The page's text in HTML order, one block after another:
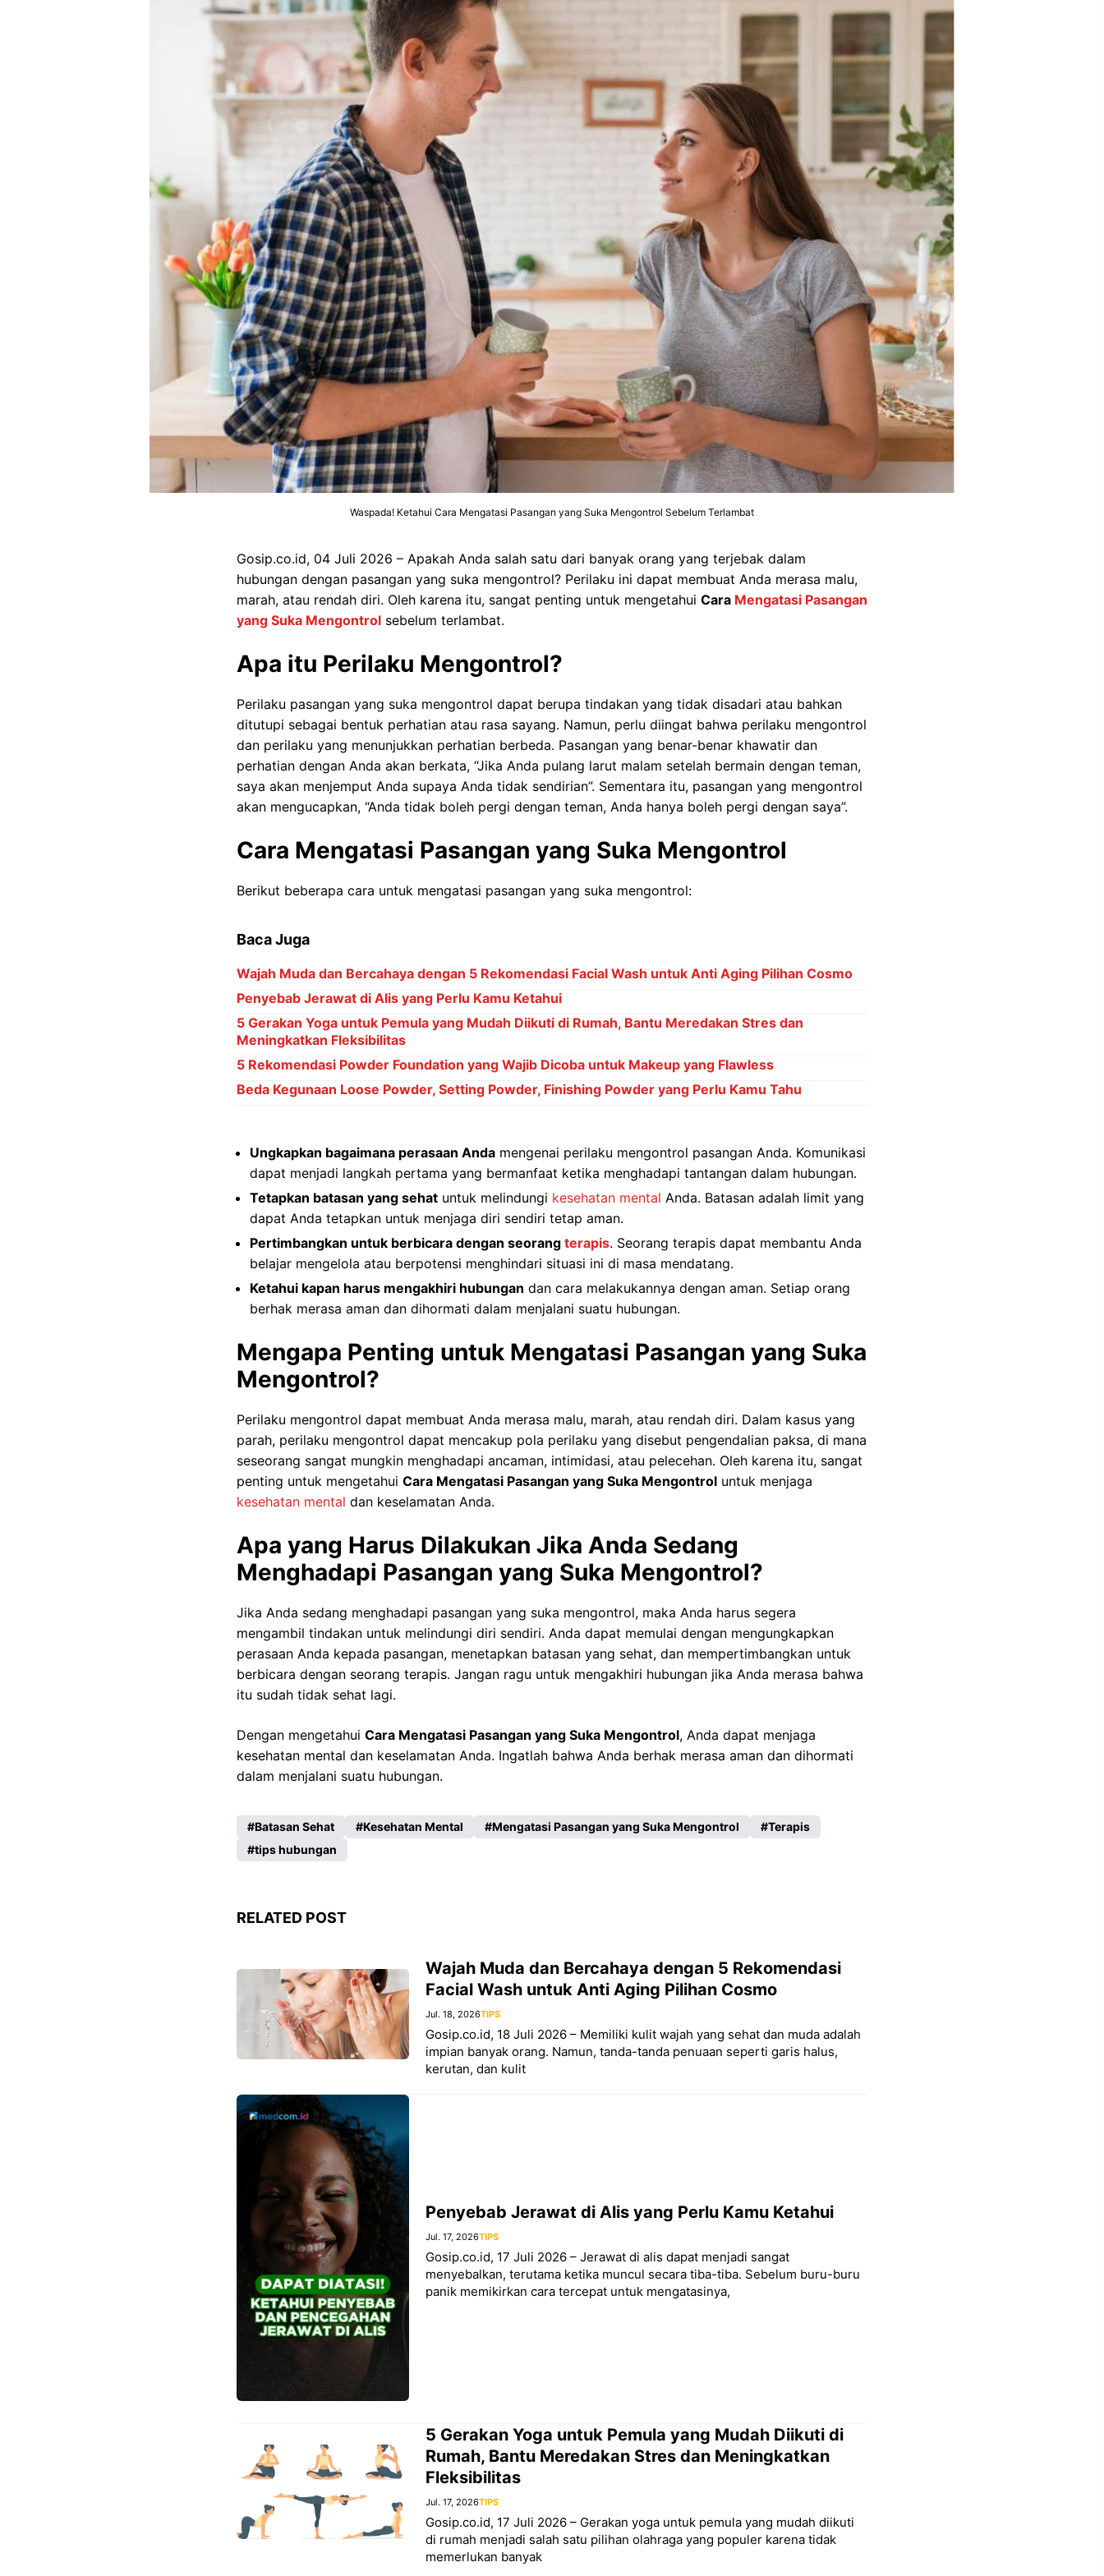
Waspada! Ketahui Cara Mengatasi Pasangan yang Suka Mengontrol Sebelum Terlambat
Gosip.co.id, 04 Juli 2026 – Apakah Anda salah satu dari banyak orang yang terjebak dalam
hubungan dengan pasangan yang suka mengontrol? Perilaku ini dapat membuat Anda merasa malu,
marah, atau rendah diri. Oleh karena itu, sangat penting untuk mengetahui Cara Mengatasi Pasangan
yang Suka Mengontrol sebelum terlambat.
Apa itu Perilaku Mengontrol?
Perilaku pasangan yang suka mengontrol dapat berupa tindakan yang tidak disadari atau bahkan
ditutupi sebagai bentuk perhatian atau rasa sayang. Namun, perlu diingat bahwa perilaku mengontrol
dan perilaku yang menunjukkan perhatian berbeda. Pasangan yang benar-benar khawatir dan
perhatian dengan Anda akan berkata, “Jika Anda pulang larut malam setelah bermain dengan teman,
saya akan menjemput Anda supaya Anda tidak sendirian”. Sementara itu, pasangan yang mengontrol
akan mengucapkan, “Anda tidak boleh pergi dengan teman, Anda hanya boleh pergi dengan saya”.
Cara Mengatasi Pasangan yang Suka Mengontrol
Berikut beberapa cara untuk mengatasi pasangan yang suka mengontrol:
Baca Juga
Wajah Muda dan Bercahaya dengan 5 Rekomendasi Facial Wash untuk Anti Aging Pilihan Cosmo
Penyebab Jerawat di Alis yang Perlu Kamu Ketahui
5 Gerakan Yoga untuk Pemula yang Mudah Diikuti di Rumah, Bantu Meredakan Stres dan
Meningkatkan Fleksibilitas
5 Rekomendasi Powder Foundation yang Wajib Dicoba untuk Makeup yang Flawless
Beda Kegunaan Loose Powder, Setting Powder, Finishing Powder yang Perlu Kamu Tahu
Ungkapkan bagaimana perasaan Anda mengenai perilaku mengontrol pasangan Anda. Komunikasi
dapat menjadi langkah pertama yang bermanfaat ketika menghadapi tantangan dalam hubungan.
Tetapkan batasan yang sehat untuk melindungi kesehatan mental Anda. Batasan adalah limit yang
dapat Anda tetapkan untuk menjaga diri sendiri tetap aman.
Pertimbangkan untuk berbicara dengan seorang terapis. Seorang terapis dapat membantu Anda
belajar mengelola atau berpotensi menghindari situasi ini di masa mendatang.
Ketahui kapan harus mengakhiri hubungan dan cara melakukannya dengan aman. Setiap orang
berhak merasa aman dan dihormati dalam menjalani suatu hubungan.
Mengapa Penting untuk Mengatasi Pasangan yang Suka
Mengontrol?
Perilaku mengontrol dapat membuat Anda merasa malu, marah, atau rendah diri. Dalam kasus yang
parah, perilaku mengontrol dapat mencakup pola perilaku yang disebut pengendalian paksa, di mana
seseorang sangat mungkin menghadapi ancaman, intimidasi, atau pelecehan. Oleh karena itu, sangat
penting untuk mengetahui Cara Mengatasi Pasangan yang Suka Mengontrol untuk menjaga
kesehatan mental dan keselamatan Anda.
Apa yang Harus Dilakukan Jika Anda Sedang
Menghadapi Pasangan yang Suka Mengontrol?
Jika Anda sedang menghadapi pasangan yang suka mengontrol, maka Anda harus segera
mengambil tindakan untuk melindungi diri sendiri. Anda dapat memulai dengan mengungkapkan
perasaan Anda kepada pasangan, menetapkan batasan yang sehat, dan mempertimbangkan untuk
berbicara dengan seorang terapis. Jangan ragu untuk mengakhiri hubungan jika Anda merasa bahwa
itu sudah tidak sehat lagi.
Dengan mengetahui Cara Mengatasi Pasangan yang Suka Mengontrol, Anda dapat menjaga
kesehatan mental dan keselamatan Anda. Ingatlah bahwa Anda berhak merasa aman dan dihormati
dalam menjalani suatu hubungan.
Batasan Sehat Kesehatan Mental Mengatasi Pasangan yang Suka Mengontrol
Terapis
tips hubungan
RELATED POST
Wajah Muda dan Bercahaya dengan 5 Rekomendasi
Facial Wash untuk Anti Aging Pilihan Cosmo
Jul. 18, 2026TIPS
Gosip.co.id, 18 Juli 2026 – Memiliki kulit wajah yang sehat dan muda adalah
impian banyak orang. Namun, tanda-tanda penuaan seperti garis halus,
kerutan, dan kulit
Penyebab Jerawat di Alis yang Perlu Kamu Ketahui
Jul. 17, 2026TIPS
Gosip.co.id, 17 Juli 2026 – Jerawat di alis dapat menjadi sangat
menyebalkan, terutama ketika muncul secara tiba-tiba. Sebelum buru-buru
panik memikirkan cara tercepat untuk mengatasinya,
5 Gerakan Yoga untuk Pemula yang Mudah Diikuti di
Rumah, Bantu Meredakan Stres dan Meningkatkan
Fleksibilitas
Jul. 17, 2026TIPS
Gosip.co.id, 17 Juli 2026 – Gerakan yoga untuk pemula yang mudah diikuti
di rumah menjadi salah satu pilihan olahraga yang populer karena tidak
memerlukan banyak